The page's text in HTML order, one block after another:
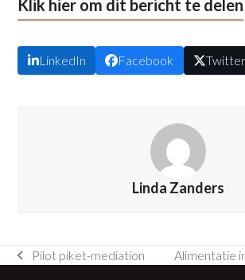
Klik hier om dit bericht te delen
LinkedIn Facebook Twitter
Linda Zanders
previous
Pilot piket-mediation
next
Alimentatie